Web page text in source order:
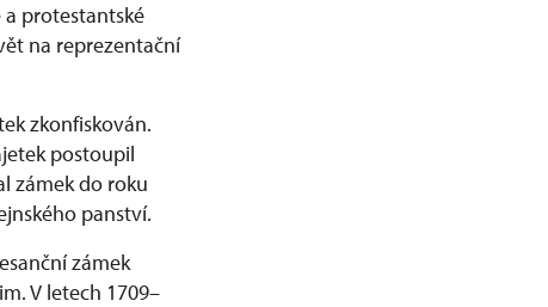
protestantské
na reprezentační
zkonfiskován.
postoupil
zámek do roku
panství.
zámek
V letech 1709–